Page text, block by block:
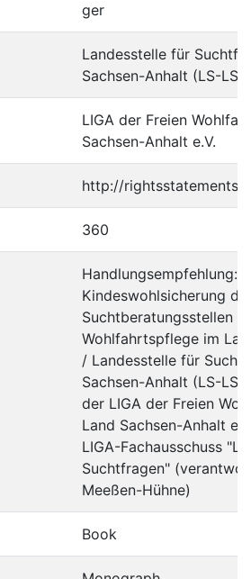
ger
Landesstelle für
Sachsen-Anhalt (LS-
LIGA der Freien
Sachsen-Anhalt e.V.
http://
360
Handlungsempfehlung:
Kindeswohlsicherung
Suchtberatungsstellen
Wohlfahrtspflege im
/ Landesstelle für
Sachsen-Anhalt (LS-
der LIGA der Freien
Land Sachsen-Anhalt
LIGA-Fachausschuss
Suchtfragen"
Meeßen-Hühne)
Book